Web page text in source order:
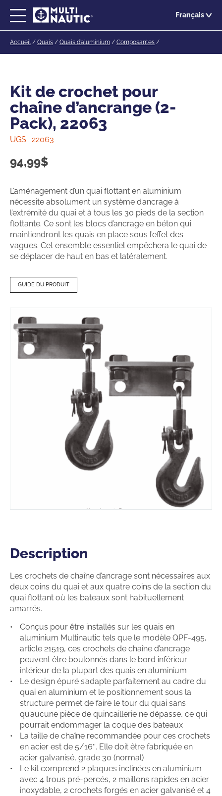
principal
Français
Accueil/ Quais / Quais d’aluminium / Composantes /
Kit de crochet pour
chaîne d’ancrange (2-
Pack), 22063
UGS : 22063
94,99$
L’aménagement d’un quai flottant en aluminium
nécessite absolument un système d’ancrage à
l’extrémité du quai et à tous les 30 pieds de la section
flottante. Ce sont les blocs d’ancrage en béton qui
maintiendront les quais en place sous l’effet des
vagues. Cet ensemble essentiel empêchera le quai de
se déplacer de haut en bas et latéralement.
GUIDE DU PRODUIT
Description
Description
Les crochets de chaîne d’ancrage sont nécessaires aux
deux coins du quai et aux quatre coins de la section du
quai flottant où les bateaux sont habituellement
amarrés.
Conçus pour être installés sur les quais en
aluminium Multinautic tels que le modèle QPF-495,
article 21519, ces crochets de chaîne d’ancrage
peuvent être boulonnés dans le bord inférieur
intérieur de la plupart des quais en aluminium
Le design épuré s’adapte parfaitement au cadre du
quai en aluminium et le positionnement sous la
structure permet de faire le tour du quai sans
qu’aucune pièce de quincaillerie ne dépasse, ce qui
pourrait endommager la coque des bateaux
La taille de chaîne recommandée pour ces crochets
en acier est de 5/16″. Elle doit être fabriquée en
acier galvanisé, grade 30 (normal)
Le kit comprend 2 plaques inclinées en aluminium
avec 4 trous pré-percés, 2 maillons rapides en acier
inoxydable, 2 crochets forgés en acier galvanisé et 4